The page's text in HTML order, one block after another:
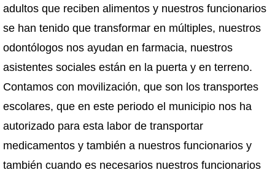
adultos que reciben alimentos y nuestros funcionarios
se han tenido que transformar en múltiples, nuestros
odontólogos nos ayudan en farmacia, nuestros
asistentes sociales están en la puerta y en terreno.
Contamos con movilización, que son los transportes
escolares, que en este periodo el municipio nos ha
autorizado para esta labor de transportar
medicamentos y también a nuestros funcionarios y
también cuando es necesarios nuestros funcionarios